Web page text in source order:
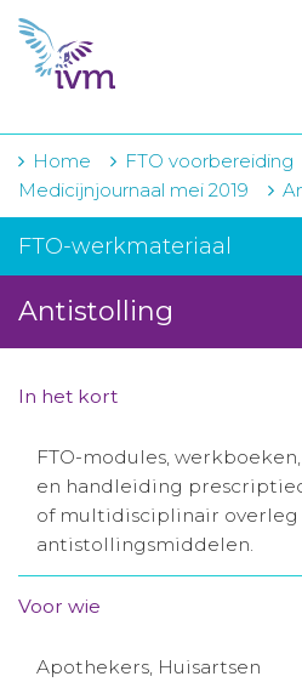
VMI
FTO voorbereiding
IVM-academie
Zorginstellingen
Voorschrijfgedrag
Projecten
Contact
Winkelwagentje
Aanmelden nieuwsbrief
Home FTO voorbereiding
Medicijnjournaal mei 2019
FTO-werkmateriaal
Antistolling
In het kort
FTO-modules,
en handleiding
of multidisciplinair overleg
antistollingsmiddelen.
Voor wie
Apothekers, Huisartsen